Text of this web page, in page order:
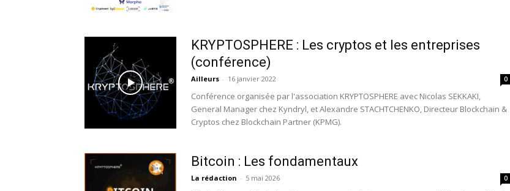
KRYPTOSPHERE : Les cryptos et les entreprises
(conférence)
Ailleurs - 16 janvier 2022 0
Conférence organisée par l'association KRYPTOSPHERE avec Nicolas SEKKAKI,
General Manager chez Kyndryl, et Alexandre STACHTCHENKO, Directeur Blockchain &
Cryptos chez Blockchain Partner (KPMG).
Bitcoin : Les fondamentaux
La rédaction - 5 mai 2026 0